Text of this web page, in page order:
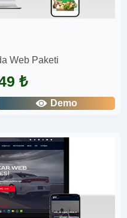
Web Paketi
₺
Demo